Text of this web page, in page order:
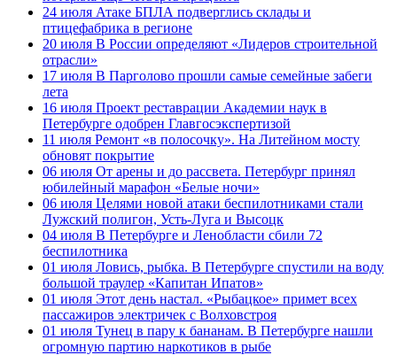
24 июля Атаке БПЛА подверглись склады и
птицефабрика в регионе
20 июля В России определяют «Лидеров строительной
отрасли»
17 июля В Парголово прошли самые семейные забеги
лета
16 июля Проект реставрации Академии наук в
Петербурге одобрен Главгосэкспертизой
11 июля Ремонт «в полосочку». На Литейном мосту
обновят покрытие
06 июля От арены и до рассвета. Петербург принял
юбилейный марафон «Белые ночи»
06 июля Целями новой атаки беспилотниками стали
Лужский полигон, Усть-Луга и Высоцк
04 июля В Петербурге и Ленобласти сбили 72
беспилотника
01 июля Ловись, рыбка. В Петербурге спустили на воду
большой траулер «Капитан Ипатов»
01 июля Этот день настал. «Рыбацкое» примет всех
пассажиров электричек с Волховстроя
01 июля Тунец в пару к бананам. В Петербурге нашли
огромную партию наркотиков в рыбе